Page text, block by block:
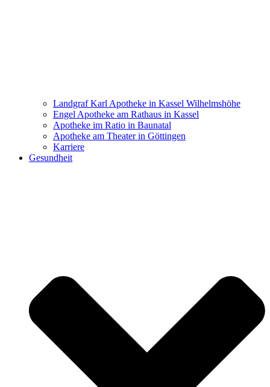
Landgraf Karl Apotheke in Kassel Wilhelmshöhe
Engel Apotheke am Rathaus in Kassel
Apotheke im Ratio in Baunatal
Apotheke am Theater in Göttingen
Karriere
Gesundheit